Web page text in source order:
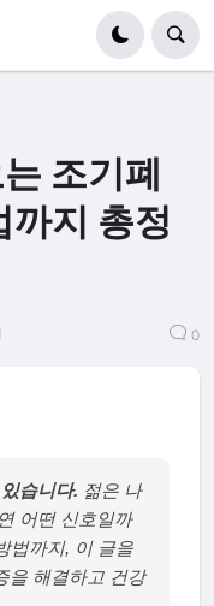
조기폐
까지 총정
0
습니다. 젊은 나
어떤 신호일까
법까지, 이 글을
을 해결하고 건강